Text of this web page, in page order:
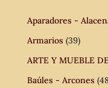
Aparadores -
Armarios (39)
ARTE Y MUEBLE
Baúles - Arcones